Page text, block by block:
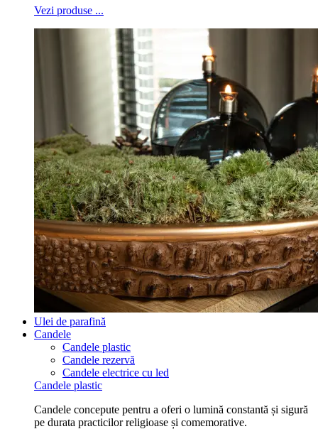
Vezi produse ...
Ulei de parafină
Candele
Candele plastic
Candele rezervă
Candele electrice cu led
Candele plastic
Candele concepute pentru a oferi o lumină constantă și sigură
pe durata practicilor religioase și comemorative.